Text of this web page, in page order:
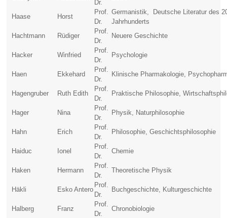
Dr.
Haase Horst
Prof.
Dr.
Germanistik, Deutsche Literatur des
Jahrhunderts
Hachtmann
Rüdiger
Prof.
Dr.
Neuere Geschichte
Hacker Winfried
Prof.
Dr.
Psychologie
Haen Ekkehard
Prof.
Dr.
Klinische Pharmakologie,
Hagengruber Ruth Edith
Prof.
Dr.
Praktische Philosophie,
Hager Nina
Prof.
Dr.
Physik, Naturphilosophie
Hahn Erich
Prof.
Dr.
Philosophie, Geschichtsphilosophie
Haiduc Ionel
Prof.
Dr.
Chemie
Haken Hermann
Prof.
Dr.
Theoretische Physik
Häkli Esko Antero
Prof.
Dr.
Buchgeschichte, Kulturgeschichte
Halberg Franz
Prof.
Dr.
Chronobiologie